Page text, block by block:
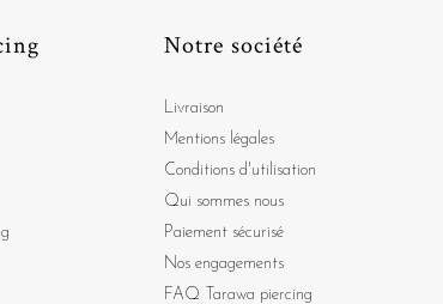
Notre société
Livraison
Mentions légales
Conditions d'utilisation
Qui sommes nous
Paiement sécurisé
Nos engagements
FAQ Tarawa piercing